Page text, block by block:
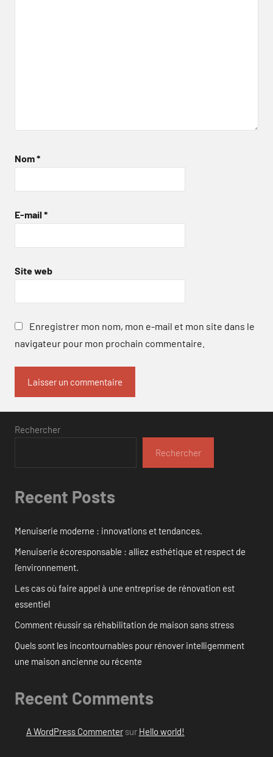
Nom*
E-mail *
Site web
Enregistrer mon nom, mon e-mail et mon site dans le
navigateur pour mon prochain commentaire.
Rechercher
Rechercher
Recent Posts
Menuiserie moderne : innovations et tendances.
Menuiserie écoresponsable : alliez esthétique et respect de
l’environnement.
Les cas où faire appel à une entreprise de rénovation est
essentiel
Comment réussir sa réhabilitation de maison sans stress
Quels sont les incontournables pour rénover intelligemment
une maison ancienne ou récente
Recent Comments
A WordPress Commentersur Hello world!